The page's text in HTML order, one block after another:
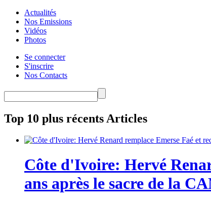
Actualités
Nos Emissions
Vidéos
Photos
Se connecter
S'inscrire
Nos Contacts
Top 10 plus récents Articles
Côte d'Ivoire: Hervé
ans après le sacre de la